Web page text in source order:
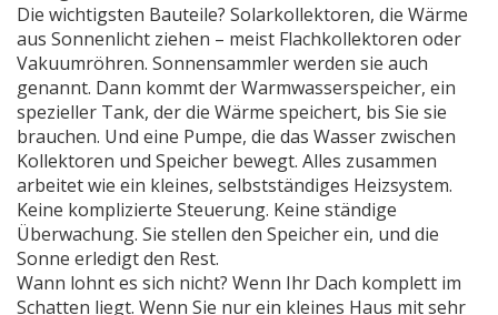
Die wichtigsten Bauteile? Solarkollektoren, die Wärme
aus Sonnenlicht ziehen – meist Flachkollektoren oder
Vakuumröhren. Sonnensammlerwerden sie auch
genannt. Dann kommt derWarmwasserspeicher, ein
spezieller Tank, der die Wärme speichert, bis Sie sie
brauchen. Und eine Pumpe, die das Wasser zwischen
Kollektoren und Speicher bewegt. Alles zusammen
arbeitet wie ein kleines, selbstständiges Heizsystem.
Keine komplizierte Steuerung. Keine ständige
Überwachung. Sie stellen den Speicher ein, und die
Sonne erledigt den Rest.
Wann lohnt es sich nicht? Wenn Ihr Dach komplett im
Schatten liegt. Wenn Sie nur ein kleines Haus mit sehr